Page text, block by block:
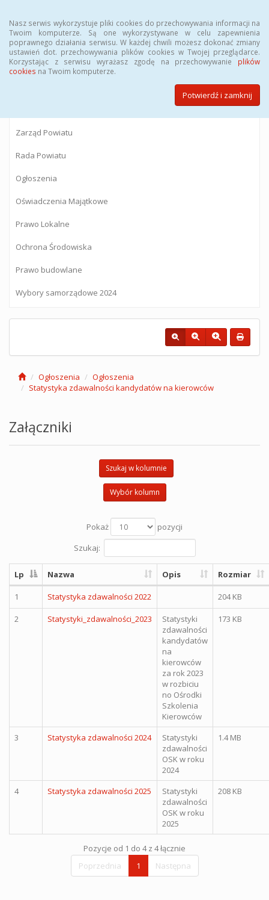
Nasz serwis wykorzystuje pliki cookies do przechowywania informacji na
Twoim komputerze. Są one wykorzystywane w celu zapewnienia
poprawnego działania serwisu. W każdej chwili możesz dokonać zmiany
ustawień dot. przechowywania plików cookies w Twojej przeglądarce.
Korzystając z serwisu wyrażasz zgodę na przechowywanie plików
cookies na Twoim komputerze.
Potwierdź i zamknij
BIULETYN INFORMACJI PUBLICZNEJ
Starostwa Powiatowego w Gostyninie
Zarząd Powiatu
Rada Powiatu
Ogłoszenia
Oświadczenia Majątkowe
Prawo Lokalne
Ochrona Środowiska
Prawo budowlane
Wybory samorządowe 2024
Ogłoszenia
Ogłoszenia
Statystyka zdawalności kandydatów na kierowców
Załączniki
Szukaj w kolumnie
Wybór kolumn
Pokaż
pozycji
Szukaj:
Lp Nazwa Opis Rozmiar
1 Statystyka zdawalności 2022 204 KB
2 Statystyki_zdawalności_2023
Statystyki
zdawalności
kandydatów
na
kierowców
za rok 2023
w rozbiciu
no Ośrodki
Szkolenia
Kierowców
173 KB
3 Statystyka zdawalności 2024
Statystyki
zdawalności
OSK w roku
2024
1.4 MB
4 Statystyka zdawalności 2025
Statystyki
zdawalności
OSK w roku
2025
208 KB
Pozycje od 1 do 4 z 4 łącznie
Poprzednia
1 Następna